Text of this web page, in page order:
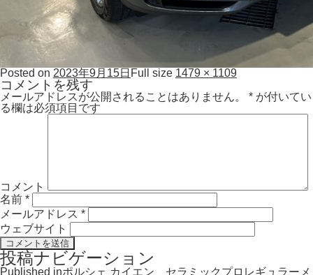
Posted on 2023年9月15日 Full size 1479 × 1109
コメントを残す
メールアドレスが公開されることはありません。 * が付いてい
る欄は必須項目です
コメント
名前 *
メールアドレス *
ウェブサイト
投稿ナビゲーション
Published inポルシェ カイエン セラミックプロレギュラーメ